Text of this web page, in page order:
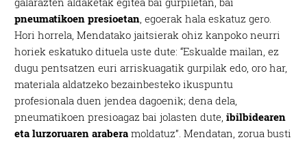
pneumatikoen presioetan, egoerak hala eskatuz gero.
Hori horrela, Mendatako jaitsierak ohiz kanpoko neurri
horiek eskatuko dituela uste dute: “Eskualde mailan, ez
dugu pentsatzen euri arriskuagatik gurpilak edo, oro har,
materiala aldatzeko bezainbesteko ikuspuntu
profesionala duen jendea dagoenik; dena dela,
pneumatikoen presioagaz bai jolasten dute,ibilbidearen
eta lurzoruaren arabera moldatuz”. Mendatan, zorua busti